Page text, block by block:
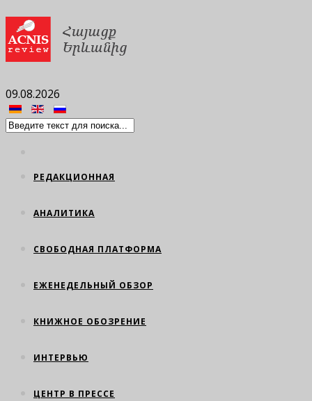
09.08.2026
РЕДАКЦИОННАЯ
АНАЛИТИКА
СВОБОДНАЯ ПЛАТФОРМА
ЕЖЕНЕДЕЛЬНЫЙ ОБЗОР
КНИЖНОЕ ОБОЗРЕНИЕ
ИНТЕРВЬЮ
ЦЕНТР В ПРЕССЕ